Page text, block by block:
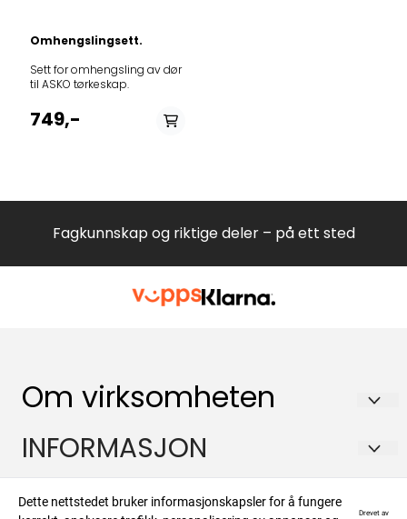
Omhengslingsett.
Sett for omhengsling av dør
til ASKO tørkeskap.
749,-
Fagkunnskap og riktige deler – på ett sted
Om virksomheten
Hvitevareteknikk AS
1481 Hagan
INFORMASJON
Kontakt
Dette nettstedet bruker informasjonskapsler for å fungere
Drevet av